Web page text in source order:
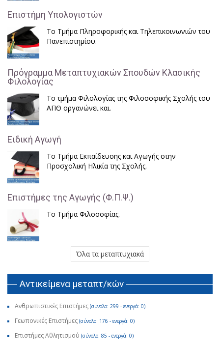
Επιστήμη Υπολογιστών
Το Τμήμα Πληροφορικής και Τηλεπικοινωνιών του
Πανεπιστημίου.
Πρόγραμμα Μεταπτυχιακών Σπουδών Κλασικής
Φιλολογίας
Το τμήμα Φιλολογίας της Φιλοσοφικής Σχολής του
ΑΠΘ οργανώνει και.
Ειδική Αγωγή
Το Τμήμα Εκπαίδευσης και Αγωγής στην
Προσχολική Ηλικία της Σχολής.
Επιστήμες της Αγωγής (Φ.Π.Ψ.)
Το Τμήμα Φιλοσοφίας.
Όλα τα μεταπτυχιακά
Αντικείμενα μεταπτ/κών
Ανθρωπιστικές Επιστήμες (σύνολο: 299 - ενεργά: 0)
Γεωπονικές Επιστήμες (σύνολο: 176 - ενεργά: 0)
Επιστήμες Αθλητισμού (σύνολο: 85 - ενεργά: 0)